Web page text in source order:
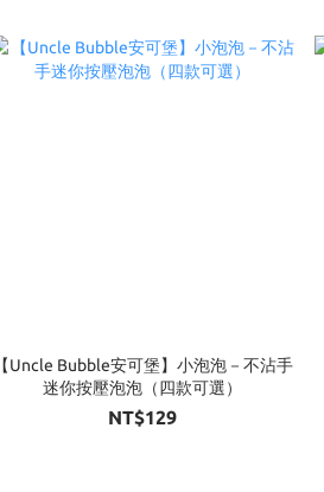
【Uncle Bubble安可堡】小泡泡－不沾手
迷你按壓泡泡（四款可選）
NT$129